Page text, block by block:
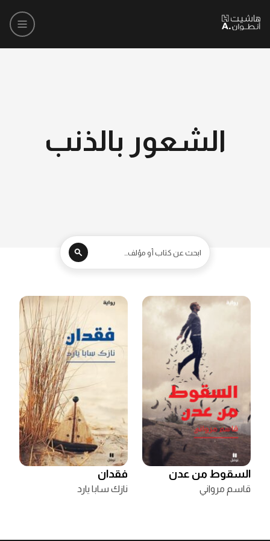
الشعور بالذنب
السقوط من عدن
قاسم مرواني
فقدان
نازك سابا يارد